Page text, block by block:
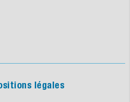
légales